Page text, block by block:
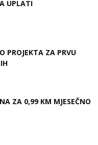
UPLATI
PROJEKTA ZA PRVU
ZA 0,99 KM MJESEČNO